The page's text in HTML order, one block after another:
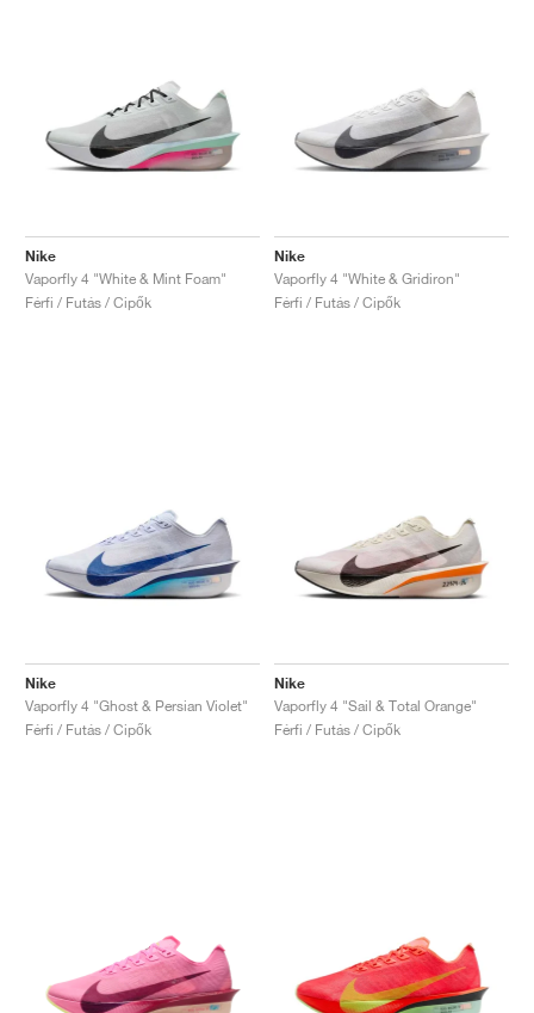
Nike
Vaporfly 4 "White & Mint Foam"
Férfi / Futás / Cipők
Nike
Vaporfly 4 "White & Gridiron"
Férfi / Futás / Cipők
Nike
Vaporfly 4 "Ghost & Persian Violet"
Férfi / Futás / Cipők
Nike
Vaporfly 4 "Sail & Total Orange"
Férfi / Futás / Cipők